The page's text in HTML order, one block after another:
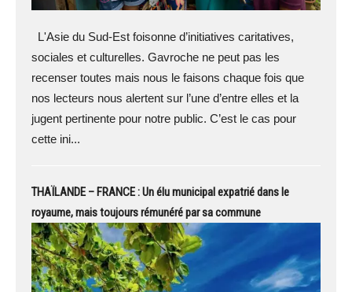
L'Asie du Sud-Est foisonne d’initiatives caritatives,
sociales et culturelles. Gavroche ne peut pas les
recenser toutes mais nous le faisons chaque fois que
nos lecteurs nous alertent sur l’une d’entre elles et la
jugent pertinente pour notre public. C’est le cas pour
cette ini...
THAÏLANDE – FRANCE : Un élu municipal expatrié dans le
royaume, mais toujours rémunéré par sa commune